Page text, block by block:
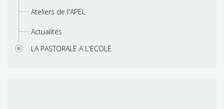
Ateliers de l'APEL
Actualités
LA PASTORALE A L'ECOLE